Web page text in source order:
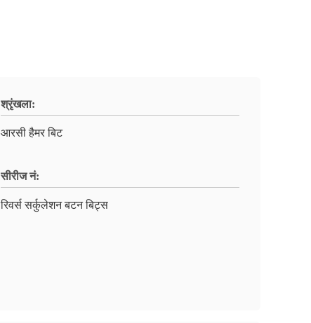
श्रृंखला:
आरसी हैमर बिट
सीरीज नं:
रिवर्स सर्कुलेशन बटन बिट्स